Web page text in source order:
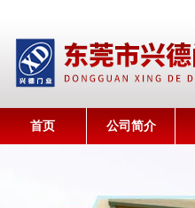
首页 公司简介